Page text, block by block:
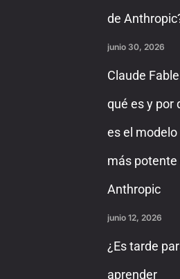
de
junio 30, 2026
Claude
qué es y por
es el modelo
más potente
Anthropic
junio 12, 2026
¿Es tarde
aprender